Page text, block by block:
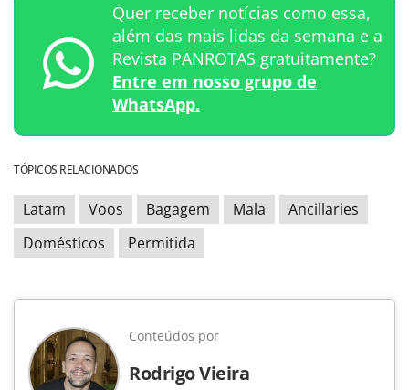
Quer receber notícias como essa,
além das mais lidas da semana e a
Revista PANROTAS gratuitamente?
Entre em nosso grupo de
WhatsApp.
TÓPICOS RELACIONADOS
Latam Voos Bagagem Mala
Ancillaries
Domésticos
Permitida
Conteúdos por
Rodrigo Vieira